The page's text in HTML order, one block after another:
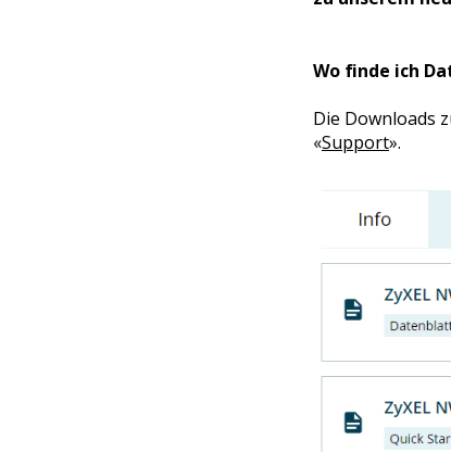
Wo finde ich
Die Downloads
«Support».